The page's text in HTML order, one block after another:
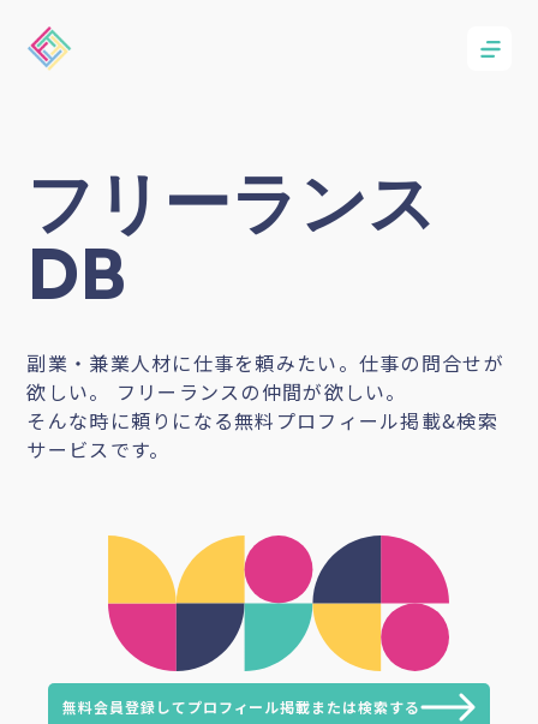
フリーランス
DB
副業・兼業人材に仕事を頼みたい。仕事の問合せが
欲しい。 フリーランスの仲間が欲しい。
そんな時に頼りになる無料プロフィール掲載&検索
サービスです。
無料会員登録してプロフィール掲載または検索する